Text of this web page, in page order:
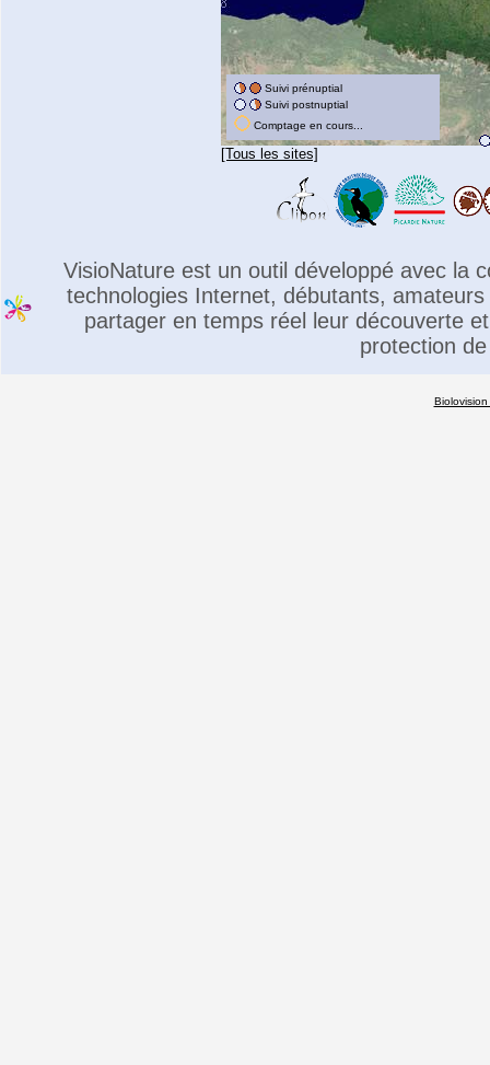
Suivi prénuptial
Suivi postnuptial
Comptage en cours...
[Tous les sites]
VisioNature est un outil développé avec la
technologies Internet, débutants,
partager en temps réel leur découverte
protection
Biolovision